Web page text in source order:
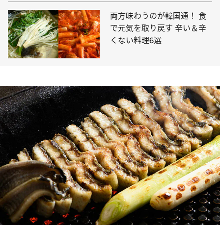
両方味わうのが韓国通！ 食
で元気を取り戻す 辛い＆辛
くない料理6選